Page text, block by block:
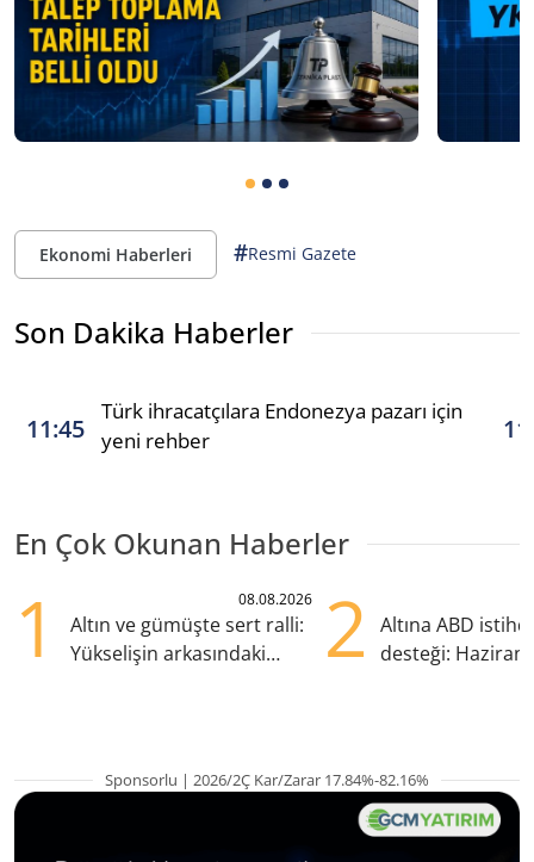
Ekonomi Haberleri #Resmi Gazete
Son Dakika Haberler
11:45
Türk ihracatçılara Endonezya pazarı için
yeni rehber
En Çok Okunan Haberler
1 08.08.2026
Altın ve gümüşte sert ralli:
Yükselişin arkasındaki
2
Altına ABD
desteği:
Sponsorlu | 2026/2Ç Kar/Zarar 17.84%-82.16%